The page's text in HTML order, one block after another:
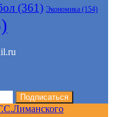
(361) Экономика (154)